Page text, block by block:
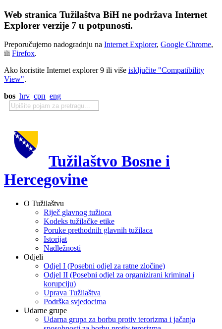
Web stranica Tužilaštva BiH ne podržava Internet
Explorer verzije 7 u potpunosti.
Preporučujemo nadogradnju na Internet Explorer, Google Chrome,
ili Firefox.
Ako koristite Internet explorer 9 ili više isključite "Compatibility
View".
bos hrv срп eng
Tužilaštvo Bosne i
Hercegovine
O Tužilaštvu
Riječ glavnog tužioca
Kodeks tužilačke etike
Poruke prethodnih glavnih tužilaca
Istorijat
Nadležnosti
Odjeli
Odjel I (Posebni odjel za ratne zločine)
Odjel II (Posebni odjel za organizirani kriminal i
korupciju)
Uprava Tužilaštva
Podrška svjedocima
Udarne grupe
Udarna grupa za borbu protiv terorizma i jačanja